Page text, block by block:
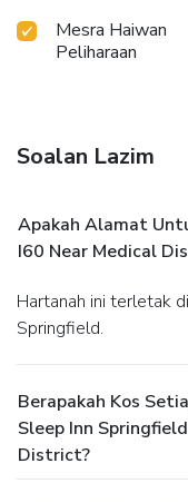
Mesra Haiwan
Peliharaan
Soalan Lazim
Apakah Alamat
I60 Near Medical
Hartanah ini terletak di 233 El Camino Alto Center dalam
Springfield.
Berapakah Kos
Sleep Inn
District?